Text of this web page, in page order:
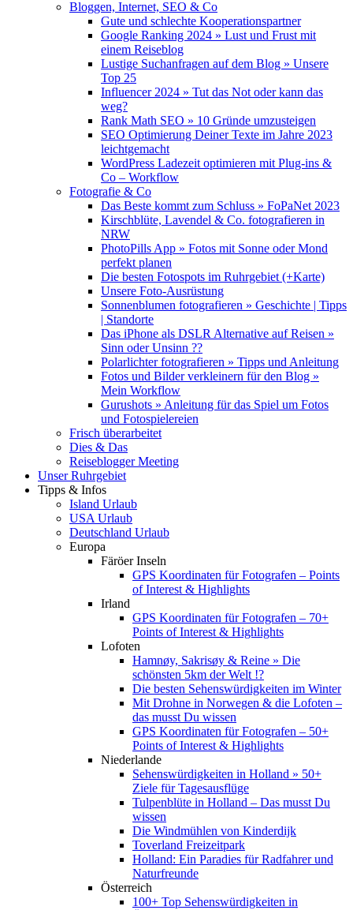
Bloggen, Internet, SEO & Co
Gute und schlechte Kooperationspartner
Google Ranking 2024 » Lust und Frust mit
einem Reiseblog
Lustige Suchanfragen auf dem Blog » Unsere
Top 25
Influencer 2024 » Tut das Not oder kann das
weg?
Rank Math SEO » 10 Gründe umzusteigen
SEO Optimierung Deiner Texte im Jahre 2023
leichtgemacht
WordPress Ladezeit optimieren mit Plug-ins &
Co – Workflow
Fotografie & Co
Das Beste kommt zum Schluss » FoPaNet 2023
Kirschblüte, Lavendel & Co. fotografieren in
NRW
PhotoPills App » Fotos mit Sonne oder Mond
perfekt planen
Die besten Fotospots im Ruhrgebiet (+Karte)
Unsere Foto-Ausrüstung
Sonnenblumen fotografieren » Geschichte | Tipps
| Standorte
Das iPhone als DSLR Alternative auf Reisen »
Sinn oder Unsinn ??
Polarlichter fotografieren » Tipps und Anleitung
Fotos und Bilder verkleinern für den Blog »
Mein Workflow
Gurushots » Anleitung für das Spiel um Fotos
und Fotospielereien
Frisch überarbeitet
Dies & Das
Reiseblogger Meeting
Unser Ruhrgebiet
Tipps & Infos
Island Urlaub
USA Urlaub
Deutschland Urlaub
Europa
Färöer Inseln
GPS Koordinaten für Fotografen – Points
of Interest & Highlights
Irland
GPS Koordinaten für Fotografen – 70+
Points of Interest & Highlights
Lofoten
Hamnøy, Sakrisøy & Reine » Die
schönsten 5km der Welt !?
Die besten Sehenswürdigkeiten im Winter
Mit Drohne in Norwegen & die Lofoten –
das musst Du wissen
GPS Koordinaten für Fotografen – 50+
Points of Interest & Highlights
Niederlande
Sehenswürdigkeiten in Holland » 50+
Ziele für Tagesausflüge
Tulpenblüte in Holland – Das musst Du
wissen
Die Windmühlen von Kinderdijk
Toverland Freizeitpark
Holland: Ein Paradies für Radfahrer und
Naturfreunde
Österreich
100+ Top Sehenswürdigkeiten in